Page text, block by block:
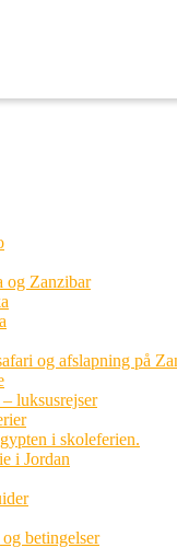
og Zanzibar
og afslapning på
luksusrejser
i skoleferien.
i Jordan
betingelser